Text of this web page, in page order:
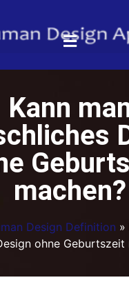
Kann
machen?
Design Definition »
ohne Geburtszeit